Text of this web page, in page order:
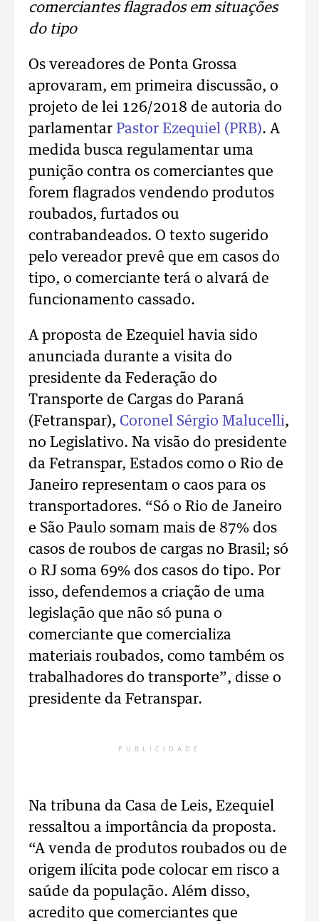
comerciantes flagrados em situações
do tipo
Os vereadores de Ponta Grossa
aprovaram, em primeira discussão, o
projeto de lei 126/2018 de autoria do
parlamentar Pastor Ezequiel (PRB). A
medida busca regulamentar uma
punição contra os comerciantes que
forem flagrados vendendo produtos
roubados, furtados ou
contrabandeados. O texto sugerido
pelo vereador prevê que em casos do
tipo, o comerciante terá o alvará de
funcionamento cassado.
A proposta de Ezequiel havia sido
anunciada durante a visita do
presidente da Federação do
Transporte de Cargas do Paraná
(Fetranspar), Coronel Sérgio Malucelli,
no Legislativo. Na visão do presidente
da Fetranspar, Estados como o Rio de
Janeiro representam o caos para os
transportadores. “Só o Rio de Janeiro
e São Paulo somam mais de 87% dos
casos de roubos de cargas no Brasil; só
o RJ soma 69% dos casos do tipo. Por
isso, defendemos a criação de uma
legislação que não só puna o
comerciante que comercializa
materiais roubados, como também os
trabalhadores do transporte”, disse o
presidente da Fetranspar.
PUBLICIDADE
Na tribuna da Casa de Leis, Ezequiel
ressaltou a importância da proposta.
“A venda de produtos roubados ou de
origem ilícita pode colocar em risco a
saúde da população. Além disso,
acredito que comerciantes que